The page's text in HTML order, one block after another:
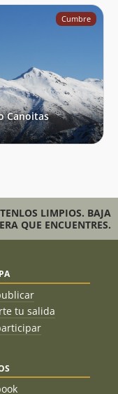
Cumbre
Canoitas
LIMPIOS. BAJA
QUE ENCUENTRES.
tu salida